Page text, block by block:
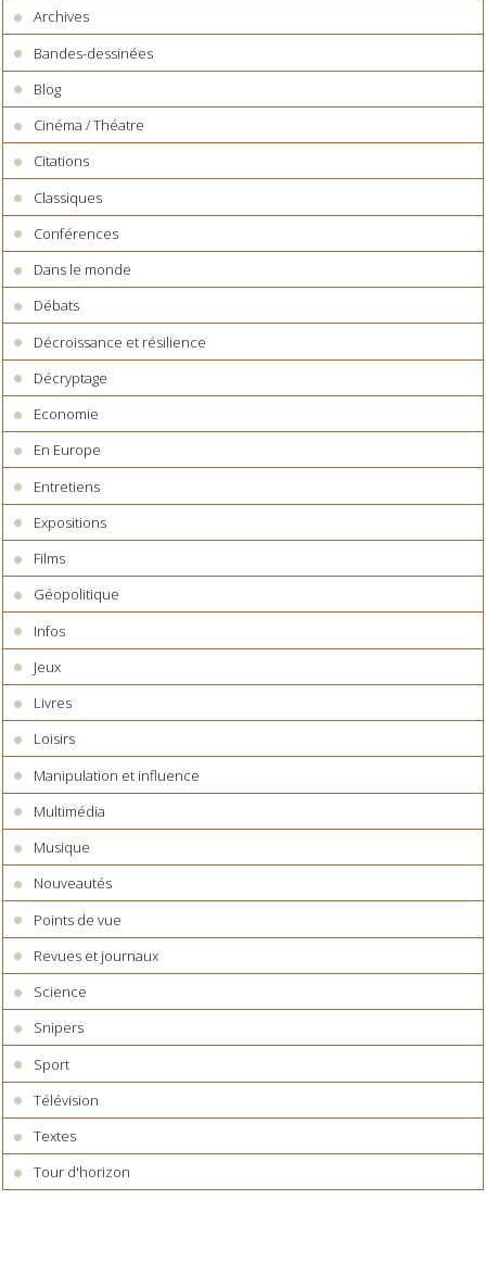
Archives
Bandes-dessinées
Blog
Cinéma / Théatre
Citations
Classiques
Conférences
Dans le monde
Débats
Décroissance et résilience
Décryptage
Economie
En Europe
Entretiens
Expositions
Films
Géopolitique
Infos
Jeux
Livres
Loisirs
Manipulation et influence
Multimédia
Musique
Nouveautés
Points de vue
Revues et journaux
Science
Snipers
Sport
Télévision
Textes
Tour d'horizon